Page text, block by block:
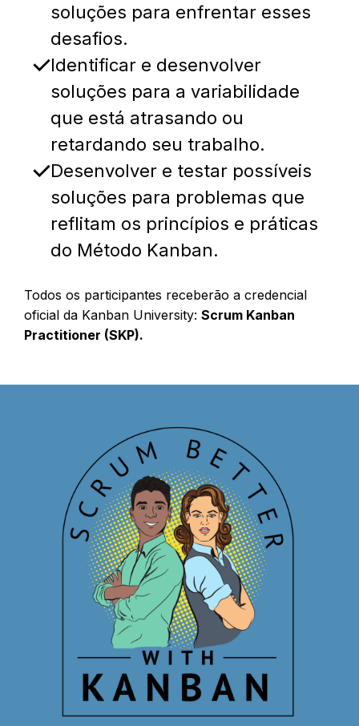
soluções para enfrentar esses
desafios.
Identificar e desenvolver
soluções para a variabilidade
que está atrasando ou
retardando seu trabalho.
Desenvolver e testar possíveis
soluções para problemas que
reflitam os princípios e práticas
do Método Kanban.
Todos os participantes receberão a credencial
oficial da Kanban University: Scrum Kanban
Practitioner (SKP).